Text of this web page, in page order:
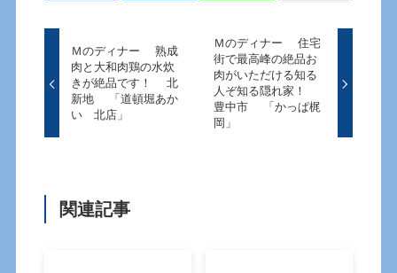
Ｍのディナー 熟成
肉と大和肉鶏の水炊
きが絶品です！ 北
新地 「道頓堀あか
い 北店」
Ｍのディナー 住宅
街で最高峰の絶品お
肉がいただける知る
人ぞ知る隠れ家！
豊中市 「かっぱ梶
岡」
関連記事